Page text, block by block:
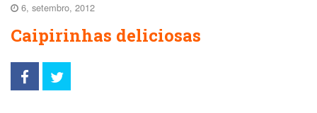
6, setembro, 2012
Caipirinhas deliciosas